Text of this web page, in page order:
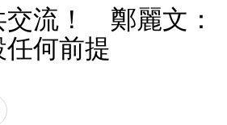
交流！ 鄭麗文：
何前提